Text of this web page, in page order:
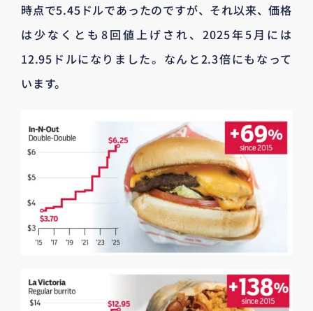
時点で5.45ドルであったのですが、それ以来、価格
は少なくとも8回値上げされ、2025年5月には
12.95ドルになりました。なんと2.3倍にもなって
います。